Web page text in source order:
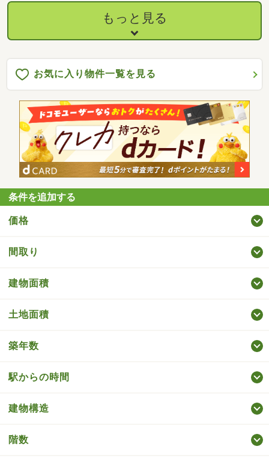
もっと見る
お気に入り物件一覧を見る
条件を追加する
価格
間取り
建物面積
土地面積
築年数
駅からの時間
建物構造
階数